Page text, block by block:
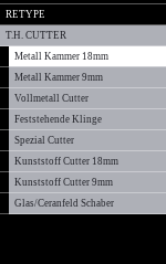
RETYPE
T.H. CUTTER
Metall Kammer 18mm
Metall Kammer 9mm
Vollmetall Cutter
Feststehende Klinge
Spezial Cutter
Kunststoff Cutter 18mm
Kunststoff Cutter 9mm
Glas/Ceranfeld Schaber